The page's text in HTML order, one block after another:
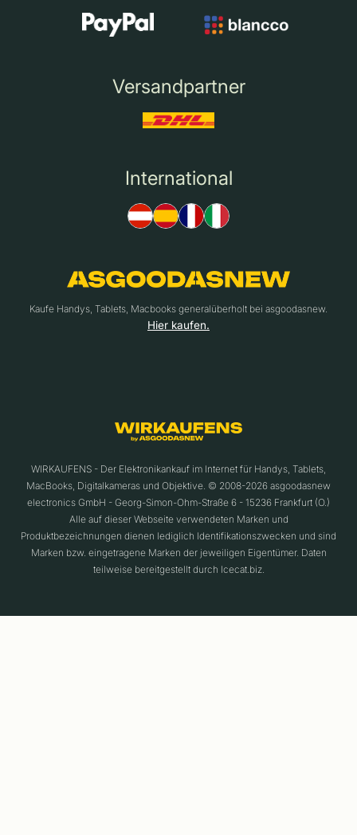
Versandpartner
International
Kaufe Handys, Tablets, Macbooks generalüberholt bei asgoodasnew.
Hier kaufen.
WIRKAUFENS - Der Elektronikankauf im Internet für Handys, Tablets,
MacBooks, Digitalkameras und Objektive. © 2008-2026 asgoodasnew
electronics GmbH - Georg-Simon-Ohm-Straße 6 - 15236 Frankfurt (O.)
Alle auf dieser Webseite verwendeten Marken und
Produktbezeichnungen dienen lediglich Identifikationszwecken und sind
Marken bzw. eingetragene Marken der jeweiligen Eigentümer. Daten
teilweise bereitgestellt durch Icecat.biz.